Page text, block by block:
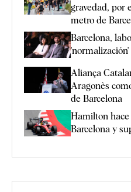
gravedad, por
metro de
Barcelona,
Aliança
Aragonès
de Barcelona
Hamilton
Barcelona y